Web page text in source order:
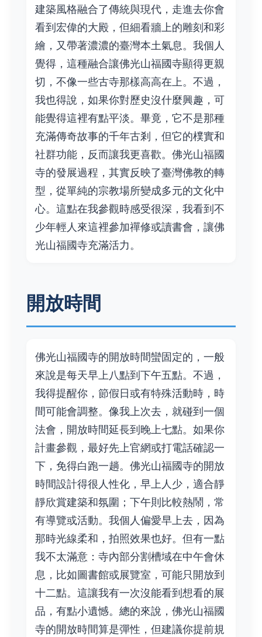
建築風格融合了傳統與現代，走進去你會
看到宏偉的大殿，但細看牆上的雕刻和彩
繪，又帶著濃濃的臺灣本土氣息。我個人
覺得，這種融合讓佛光山福國寺顯得更親
切，不像一些古寺那樣高高在上。不過，
我也得說，如果你對歷史沒什麼興趣，可
能覺得這裡有點平淡。畢竟，它不是那種
充滿傳奇故事的千年古剎，但它的樸實和
社群功能，反而讓我更喜歡。佛光山福國
寺的發展過程，其實反映了臺灣佛教的轉
型，從單純的宗教場所變成多元的文化中
心。這點在我參觀時感受很深，我看到不
少年輕人來這裡參加禪修或讀書會，讓佛
光山福國寺充滿活力。
開放時間
佛光山福國寺的開放時間蠻固定的，一般
來說是每天早上八點到下午五點。不過，
我得提醒你，節假日或有特殊活動時，時
間可能會調整。像我上次去，就碰到一個
法會，開放時間延長到晚上七點。如果你
計畫參觀，最好先上官網或打電話確認一
下，免得白跑一趟。佛光山福國寺的開放
時間設計得很人性化，早上人少，適合靜
靜欣賞建築和氛圍；下午則比較熱鬧，常
有導覽或活動。我個人偏愛早上去，因為
那時光線柔和，拍照效果也好。但有一點
我不太滿意：寺內部分割槽域在中午會休
息，比如圖書館或展覽室，可能只開放到
十二點。這讓我有一次沒能看到想看的展
品，有點小遺憾。總的來說，佛光山福國
寺的開放時間算是彈性，但建議你提前規